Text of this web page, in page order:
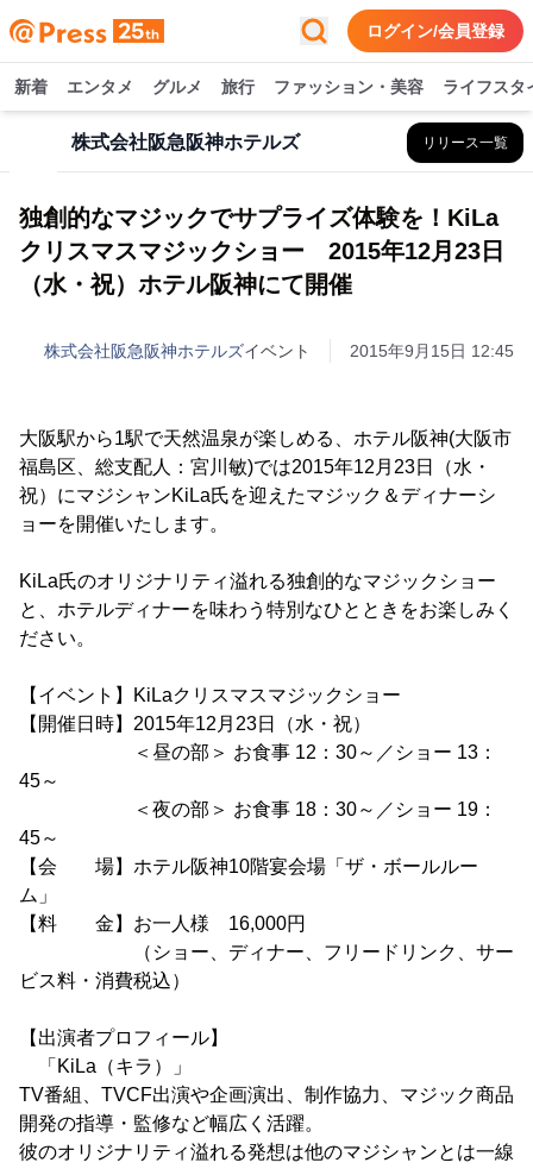
ログイン/会員登録
新着 エンタメ グルメ 旅行 ファッション・美容 ライフスタ
株式会社阪急阪神ホテルズ リリース一覧
独創的なマジックでサプライズ体験を！KiLa
クリスマスマジックショー 2015年12月23日
（水・祝）ホテル阪神にて開催
株式会社阪急阪神ホテルズイベント 2015年9月15日 12:45
大阪駅から1駅で天然温泉が楽しめる、ホテル阪神(大阪市
福島区、総支配人：宮川敏)では2015年12月23日（水・
祝）にマジシャンKiLa氏を迎えたマジック＆ディナーシ
ョーを開催いたします。
KiLa氏のオリジナリティ溢れる独創的なマジックショー
と、ホテルディナーを味わう特別なひとときをお楽しみく
ださい。
【イベント】KiLaクリスマスマジックショー
【開催日時】2015年12月23日（水・祝）
＜昼の部＞ お食事 12：30～／ショー 13：
45～
＜夜の部＞ お食事 18：30～／ショー 19：
45～
【会 場】ホテル阪神10階宴会場「ザ・ボールルー
ム」
【料 金】お一人様 16,000円
（ショー、ディナー、フリードリンク、サー
ビス料・消費税込）
【出演者プロフィール】
「KiLa（キラ）」
TV番組、TVCF出演や企画演出、制作協力、マジック商品
開発の指導・監修など幅広く活躍。
彼のオリジナリティ溢れる発想は他のマジシャンとは一線